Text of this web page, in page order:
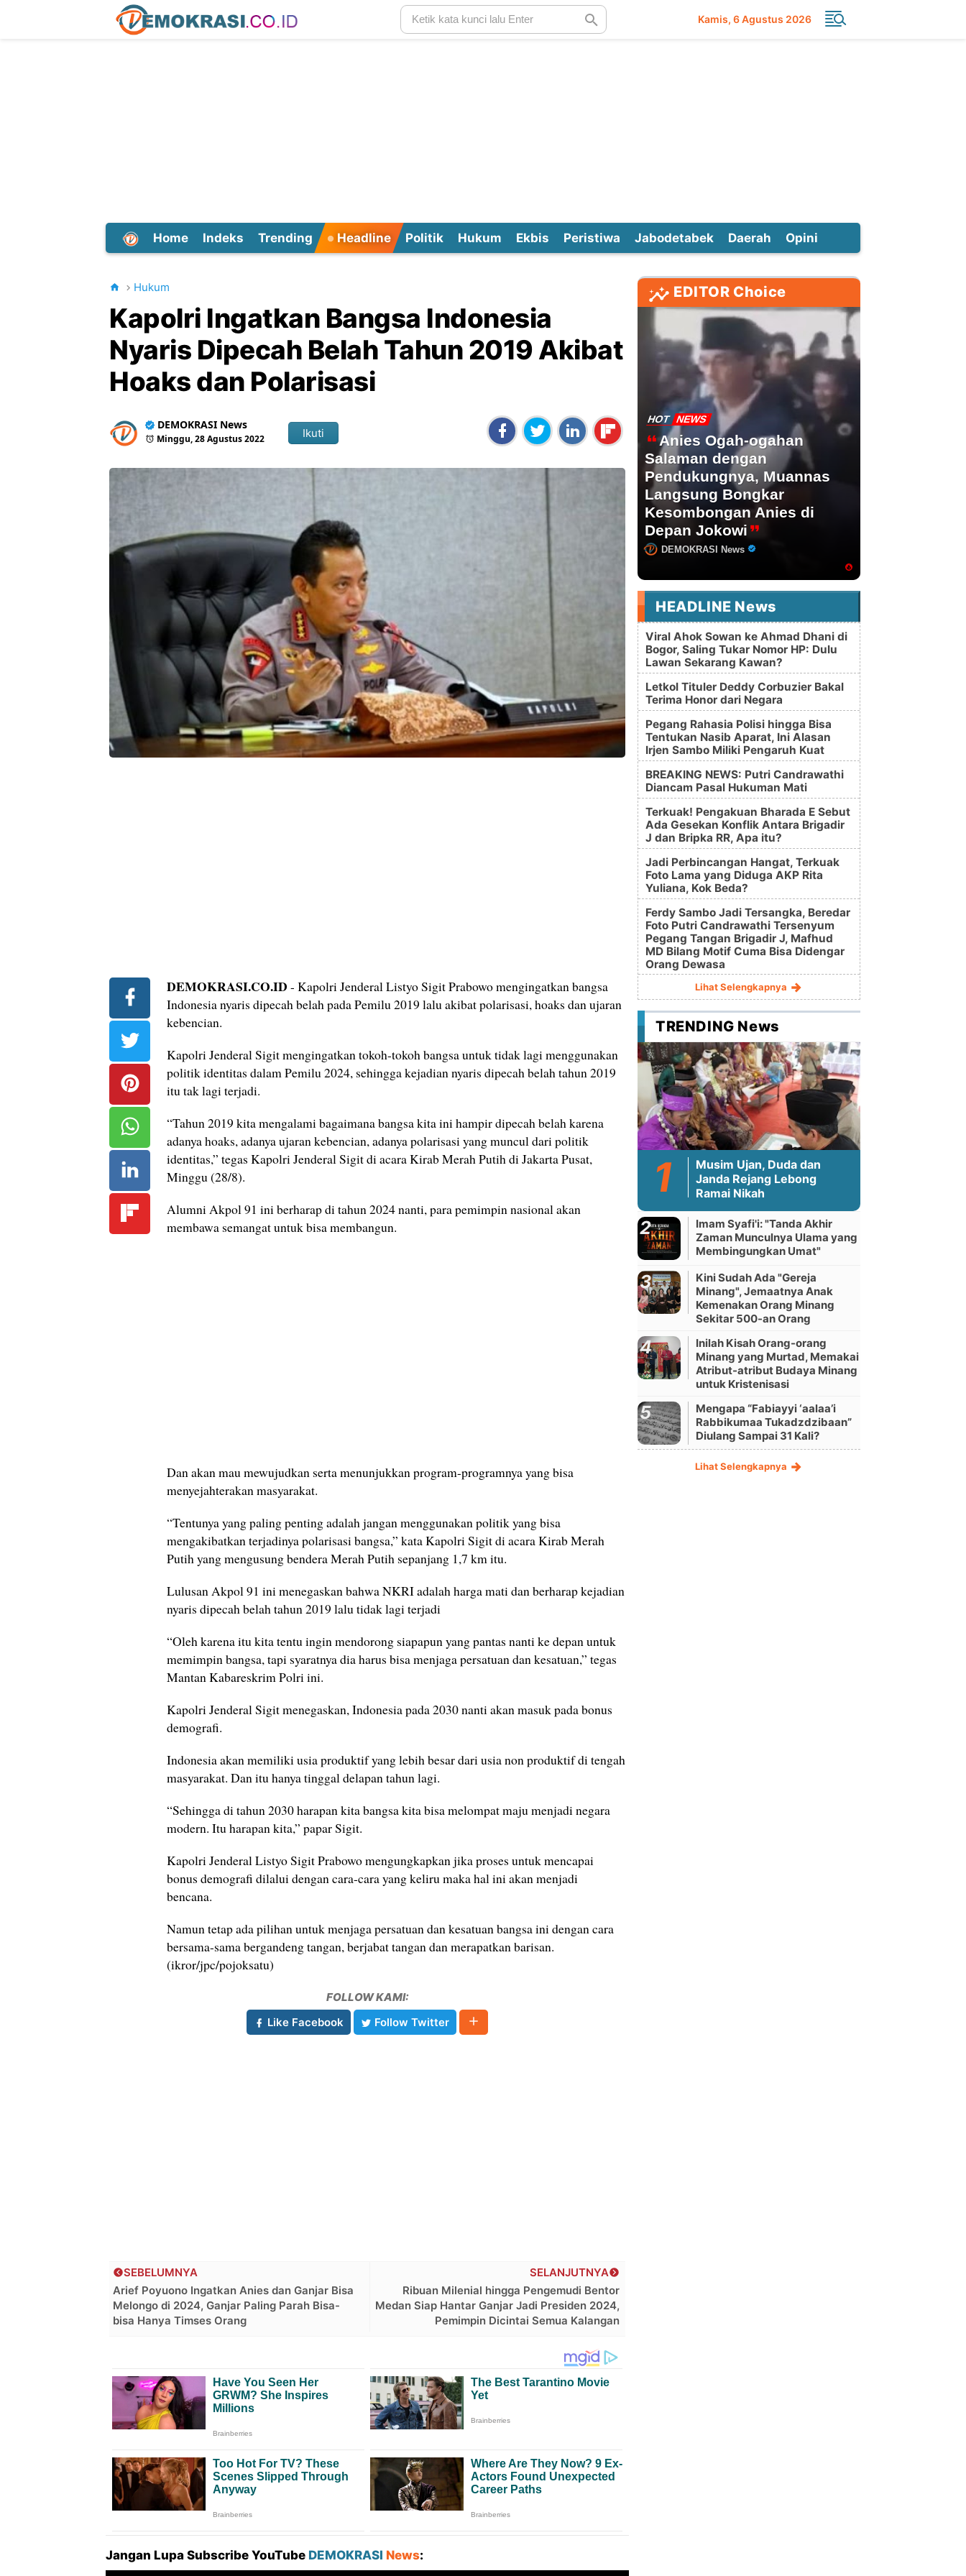
Kamis 6 Agustus 2026
Home Indeks Trending Headline Politik Hukum Ekbis Peristiwa Jabodetabek Daerah Opini
Hukum
Kapolri Ingatkan Bangsa Indonesia
Nyaris Dipecah Belah Tahun 2019 Akibat
Hoaks dan Polarisasi
DEMOKRASI News
Minggu, 28 Agustus 2022 Ikuti
DEMOKRASI.CO.ID - Kapolri Jenderal Listyo Sigit Prabowo mengingatkan bangsa
Indonesia nyaris dipecah belah pada Pemilu 2019 lalu akibat polarisasi, hoaks dan ujaran
kebencian.
Kapolri Jenderal Sigit mengingatkan tokoh-tokoh bangsa untuk tidak lagi menggunakan
politik identitas dalam Pemilu 2024, sehingga kejadian nyaris dipecah belah tahun 2019
itu tak lagi terjadi.
“Tahun 2019 kita mengalami bagaimana bangsa kita ini hampir dipecah belah karena
adanya hoaks, adanya ujaran kebencian, adanya polarisasi yang muncul dari politik
identitas,” tegas Kapolri Jenderal Sigit di acara Kirab Merah Putih di Jakarta Pusat,
Minggu (28/8).
Alumni Akpol 91 ini berharap di tahun 2024 nanti, para pemimpin nasional akan
membawa semangat untuk bisa membangun.
Dan akan mau mewujudkan serta menunjukkan program-programnya yang bisa
menyejahterakan masyarakat.
“Tentunya yang paling penting adalah jangan menggunakan politik yang bisa
mengakibatkan terjadinya polarisasi bangsa,” kata Kapolri Sigit di acara Kirab Merah
Putih yang mengusung bendera Merah Putih sepanjang 1,7 km itu.
Lulusan Akpol 91 ini menegaskan bahwa NKRI adalah harga mati dan berharap kejadian
nyaris dipecah belah tahun 2019 lalu tidak lagi terjadi
“Oleh karena itu kita tentu ingin mendorong siapapun yang pantas nanti ke depan untuk
memimpin bangsa, tapi syaratnya dia harus bisa menjaga persatuan dan kesatuan,” tegas
Mantan Kabareskrim Polri ini.
Kapolri Jenderal Sigit menegaskan, Indonesia pada 2030 nanti akan masuk pada bonus
demografi.
Indonesia akan memiliki usia produktif yang lebih besar dari usia non produktif di tengah
masyarakat. Dan itu hanya tinggal delapan tahun lagi.
“Sehingga di tahun 2030 harapan kita bangsa kita bisa melompat maju menjadi negara
modern. Itu harapan kita,” papar Sigit.
Kapolri Jenderal Listyo Sigit Prabowo mengungkapkan jika proses untuk mencapai
bonus demografi dilalui dengan cara-cara yang keliru maka hal ini akan menjadi
bencana.
Namun tetap ada pilihan untuk menjaga persatuan dan kesatuan bangsa ini dengan cara
bersama-sama bergandeng tangan, berjabat tangan dan merapatkan barisan.
(ikror/jpc/pojoksatu)
FOLLOW KAMI:
Like Facebook
Follow Twitter
SELANJUTNYA
Ribuan Milenial hingga Pengemudi Bentor
Medan Siap Hantar Ganjar Jadi Presiden 2024,
Pemimpin Dicintai Semua Kalangan
SEBELUMNYA
Arief Poyuono Ingatkan Anies dan Ganjar Bisa
Melongo di 2024, Ganjar Paling Parah Bisa-
bisa Hanya Timses Orang
Jangan Lupa Subscribe YouTube DEMOKRASI News:
EDITOR Choice
HOT NEWS
Anies Ogah-ogahan
Salaman dengan
Pendukungnya, Muannas
Langsung Bongkar
Kesombongan Anies di
Depan Jokowi
DEMOKRASI News
HEADLINE News
Viral Ahok Sowan ke Ahmad Dhani di
Bogor, Saling Tukar Nomor HP: Dulu
Lawan Sekarang Kawan?
Letkol Tituler Deddy Corbuzier Bakal
Terima Honor dari Negara
Pegang Rahasia Polisi hingga Bisa
Tentukan Nasib Aparat, Ini Alasan
Irjen Sambo Miliki Pengaruh Kuat
BREAKING NEWS: Putri Candrawathi
Diancam Pasal Hukuman Mati
Terkuak! Pengakuan Bharada E Sebut
Ada Gesekan Konflik Antara Brigadir
J dan Bripka RR, Apa itu?
Jadi Perbincangan Hangat, Terkuak
Foto Lama yang Diduga AKP Rita
Yuliana, Kok Beda?
Ferdy Sambo Jadi Tersangka, Beredar
Foto Putri Candrawathi Tersenyum
Pegang Tangan Brigadir J, Mafhud
MD Bilang Motif Cuma Bisa Didengar
Orang Dewasa
Lihat Selengkapnya
TRENDING News
Musim Ujan, Duda dan
Janda Rejang Lebong
Ramai Nikah
Imam Syafi'i: "Tanda Akhir
Zaman Munculnya Ulama yang
Membingungkan Umat"
Kini Sudah Ada "Gereja
Minang", Jemaatnya Anak
Kemenakan Orang Minang
Sekitar 500-an Orang
Inilah Kisah Orang-orang
Minang yang Murtad, Memakai
Atribut-atribut Budaya Minang
untuk Kristenisasi
Mengapa “Fabiayyi ‘aalaa’i
Rabbikumaa Tukadzdzibaan”
Diulang Sampai 31 Kali?
Lihat Selengkapnya